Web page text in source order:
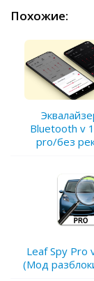
Похожие:
Bluetooth v
pro/без
Leaf Spy Pro
(Мод